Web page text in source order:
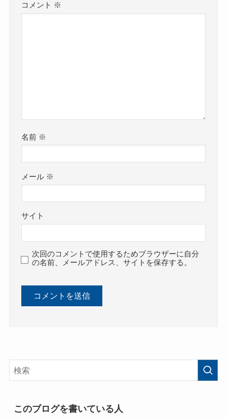
コメント ※
名前 ※
メール ※
サイト
次回のコメントで使用するためブラウザーに自分
の名前、メールアドレス、サイトを保存する。
このブログを書いている人